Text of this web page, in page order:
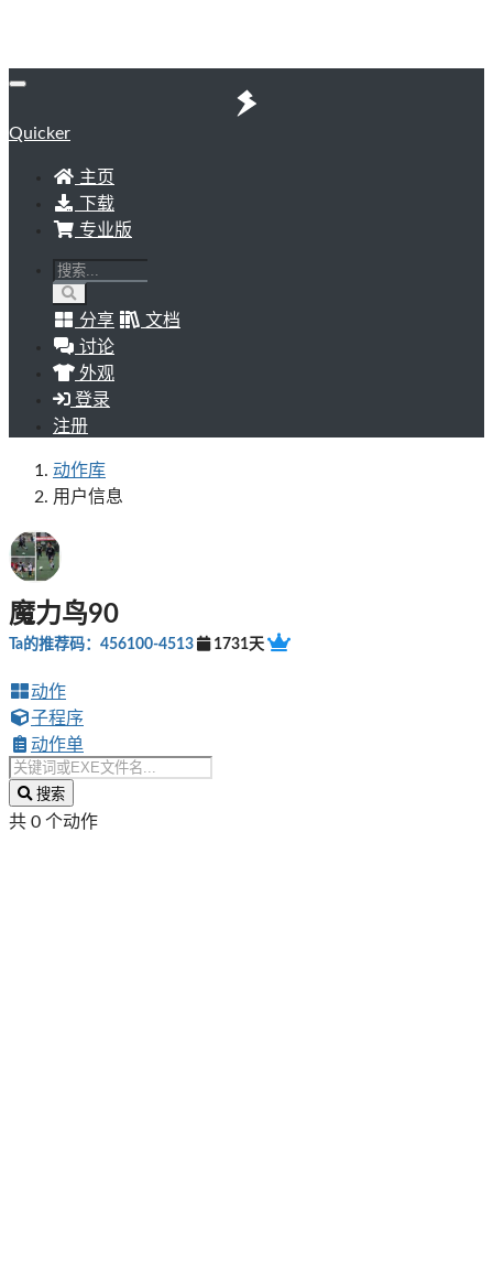
Quicker
主页
下载
专业版
分享
文档
讨论
外观
登录
注册
动作库
用户信息
魔力鸟90
Ta的推荐码：456100-4513 1731天
动作
子程序
动作单
搜索
共 0 个动作